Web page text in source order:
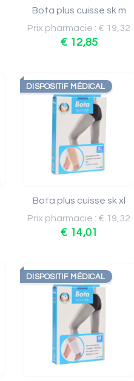
Bota plus cuisse sk m
Prix pharmacie : € 19,32
€ 12,85
DISPOSITIF MÉDICAL
Bota plus cuisse sk xl
Prix pharmacie : € 19,32
€ 14,01
DISPOSITIF MÉDICAL